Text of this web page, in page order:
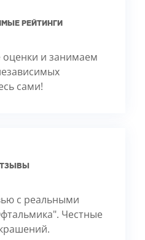
РЕЙТИНГИ
и занимаем
сами!
с реальными
Честные